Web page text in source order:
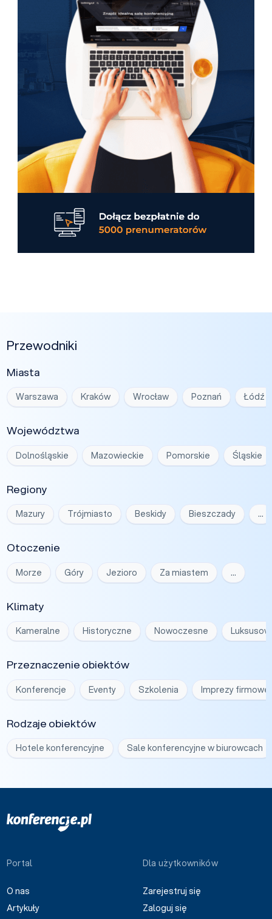
Przewodniki
Miasta
Warszawa Kraków Wrocław Poznań Łódź
Województwa
Dolnośląskie Mazowieckie Pomorskie Śląskie
Regiony
Mazury Trójmiasto Beskidy Bieszczady …
Otoczenie
Morze Góry Jezioro Za miastem …
Klimaty
Kameralne Historyczne Nowoczesne
Przeznaczenie obiektów
Konferencje Eventy Szkolenia Imprezy firmowe
Rodzaje obiektów
Hotele konferencyjne Sale konferencyjne w biurowcach
Portal
O nas
Artykuły
Dla użytkowników
Zarejestruj się
Zaloguj się